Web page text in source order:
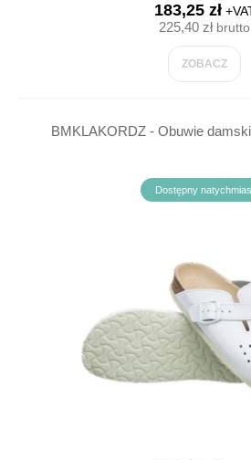
183,25 zł
225,40 złbrutto
ZOBACZ
BMKLAKORDZ - Obuwie
Dostępny